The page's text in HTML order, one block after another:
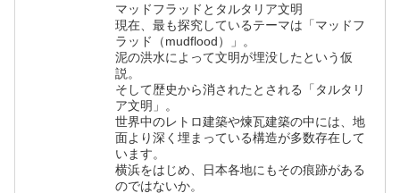
マッドフラッドとタルタリア文明
現在、最も探究しているテーマは「マッドフ
ラッド（mudflood）」。
泥の洪水によって文明が埋没したという仮
説。
そして歴史から消されたとされる「タルタリ
ア文明」。
世界中のレトロ建築や煉瓦建築の中には、地
面より深く埋まっている構造が多数存在して
います。
横浜をはじめ、日本各地にもその痕跡がある
のではないか。